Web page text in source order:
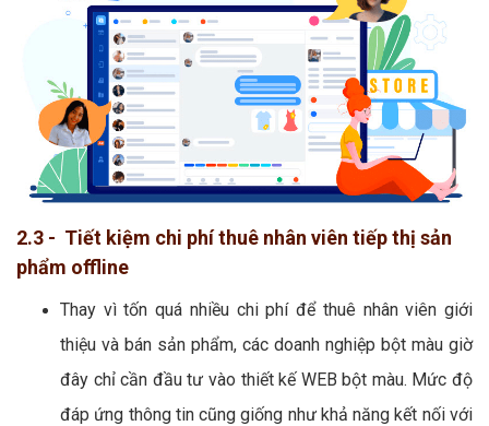
2.3 - Tiết kiệm chi phí thuê nhân viên tiếp thị sản
phẩm offline
Thay vì tốn quá nhiều chi phí để thuê nhân viên giới
thiệu và bán sản phẩm, các doanh nghiệp bột màu giờ
đây chỉ cần đầu tư vào thiết kế WEB bột màu. Mức độ
đáp ứng thông tin cũng giống như khả năng kết nối với